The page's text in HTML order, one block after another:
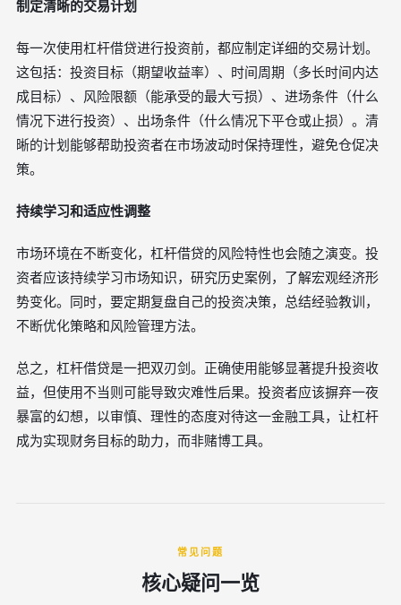
制定清晰的交易计划
每一次使用杠杆借贷进行投资前，都应制定详细的交易计划。
这包括：投资目标（期望收益率）、时间周期（多长时间内达
成目标）、风险限额（能承受的最大亏损）、进场条件（什么
情况下进行投资）、出场条件（什么情况下平仓或止损）。清
晰的计划能够帮助投资者在市场波动时保持理性，避免仓促决
策。
持续学习和适应性调整
市场环境在不断变化，杠杆借贷的风险特性也会随之演变。投
资者应该持续学习市场知识，研究历史案例，了解宏观经济形
势变化。同时，要定期复盘自己的投资决策，总结经验教训，
不断优化策略和风险管理方法。
总之，杠杆借贷是一把双刃剑。正确使用能够显著提升投资收
益，但使用不当则可能导致灾难性后果。投资者应该摒弃一夜
暴富的幻想，以审慎、理性的态度对待这一金融工具，让杠杆
成为实现财务目标的助力，而非赌博工具。
常见问题
核心疑问一览